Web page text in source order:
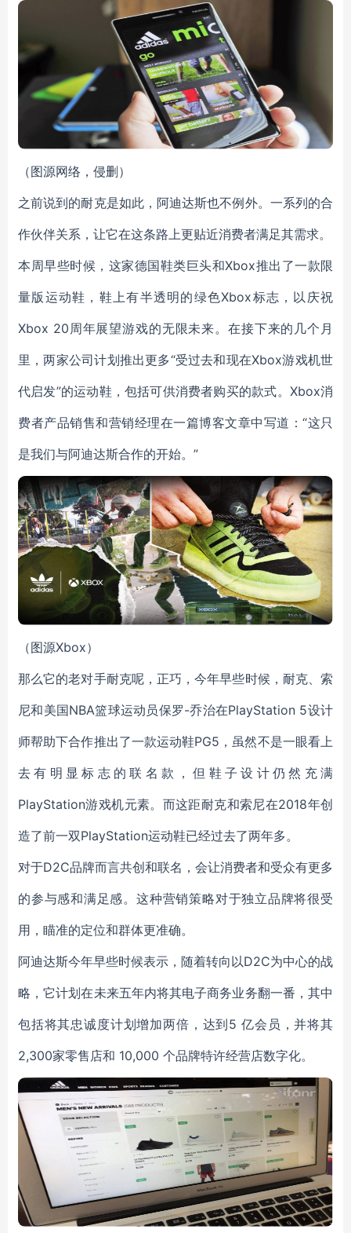
（图源网络，侵删）
之前说到的耐克是如此，阿迪达斯也不例外。一系列的合
作伙伴关系，让它在这条路上更贴近消费者满足其需求。
本周早些时候，这家德国鞋类巨头和Xbox推出了一款限
量版运动鞋，鞋上有半透明的绿色Xbox标志，以庆祝
Xbox 20周年展望游戏的无限未来。在接下来的几个月
里，两家公司计划推出更多“受过去和现在Xbox游戏机世
代启发”的运动鞋，包括可供消费者购买的款式。Xbox消
费者产品销售和营销经理在一篇博客文章中写道：“这只
是我们与阿迪达斯合作的开始。”
（图源Xbox）
那么它的老对手耐克呢，正巧，今年早些时候，耐克、索
尼和美国NBA篮球运动员保罗-乔治在PlayStation 5设计
师帮助下合作推出了一款运动鞋PG5，虽然不是一眼看上
去有明显标志的联名款，但鞋子设计仍然充满
PlayStation游戏机元素。而这距耐克和索尼在2018年创
造了前一双PlayStation运动鞋已经过去了两年多。
对于D2C品牌而言共创和联名，会让消费者和受众有更多
的参与感和满足感。这种营销策略对于独立品牌将很受
用，瞄准的定位和群体更准确。
阿迪达斯今年早些时候表示，随着转向以D2C为中心的战
略，它计划在未来五年内将其电子商务业务翻一番，其中
包括将其忠诚度计划增加两倍，达到5 亿会员，并将其
2,300家零售店和 10,000 个品牌特许经营店数字化。